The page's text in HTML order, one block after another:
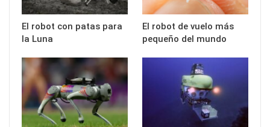
El robot con patas para
la Luna
El robot de vuelo más
pequeño del mundo